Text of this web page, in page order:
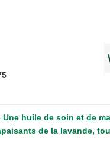
huile de soin et de
de la lavande,